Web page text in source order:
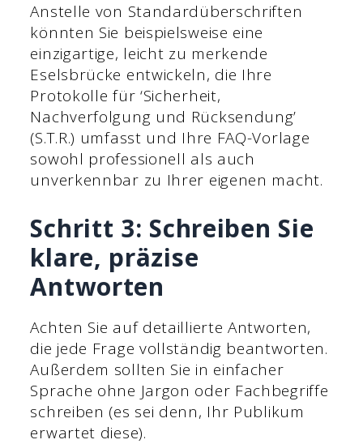
Anstelle von Standardüberschriften
könnten Sie beispielsweise eine
einzigartige, leicht zu merkende
Eselsbrücke entwickeln, die Ihre
Protokolle für ‘Sicherheit,
Nachverfolgung und Rücksendung’
(S.T.R.) umfasst und Ihre FAQ-Vorlage
sowohl professionell als auch
unverkennbar zu Ihrer eigenen macht.
Schritt 3: Schreiben Sie
klare, präzise
Antworten
Achten Sie auf detaillierte Antworten,
die jede Frage vollständig beantworten.
Außerdem sollten Sie in einfacher
Sprache ohne Jargon oder Fachbegriffe
schreiben (es sei denn, Ihr Publikum
erwartet diese).